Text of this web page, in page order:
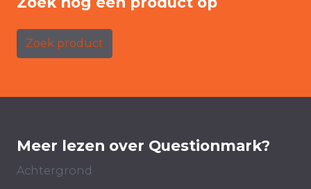
Zoek product
Meer lezen over Questionmark?
Achtergrond